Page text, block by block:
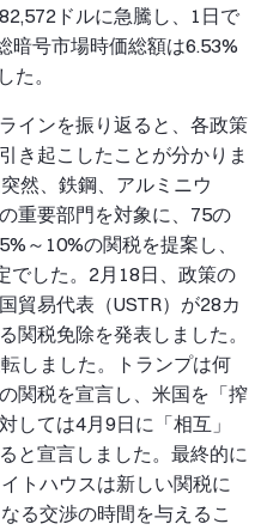
ドルに急騰し、1日で
暗号市場時価総額は6.53%
た。
インを振り返ると、各政策
き起こしたことが分かりま
然、鉄鋼、アルミニウ
重要部門を対象に、75の
～10%の関税を提案し、
でした。2月18日、政策の
貿易代表（USTR）が28カ
関税免除を発表しました。
しました。トランプは何
関税を宣言し、米国を「搾
しては4月9日に「相互」
と宣言しました。最終的に
トハウスは新しい関税に
る交渉の時間を与えるこ